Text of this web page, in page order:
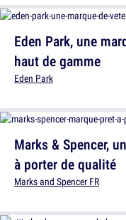
Marks & Spencer,
à porter de qualité
Marks and Spencer FR
Eden Park, une
haut de gamme
Eden Park